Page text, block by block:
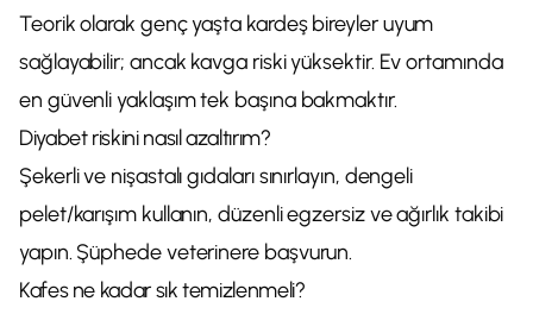
Teorik olarak genç yaşta kardeş bireyler uyum
sağlayabilir; ancak kavga riski yüksektir. Ev ortamında
en güvenli yaklaşım tek başına bakmaktır.
Diyabet riskini nasıl azaltırım?
Şekerli ve nişastalı gıdaları sınırlayın, dengeli
pelet/karışım kullanın, düzenli egzersiz ve ağırlık takibi
yapın. Şüphede veterinere başvurun.
Kafes ne kadar sık temizlenmeli?